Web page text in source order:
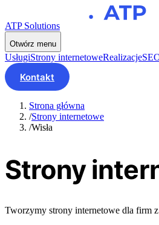
ATP Solutions
Otwórz menu
UsługiStrony internetoweRealizacje
Kontakt
Strona główna
/Strony internetowe
/Wisła
Strony
Tworzymy strony internetowe dla firm